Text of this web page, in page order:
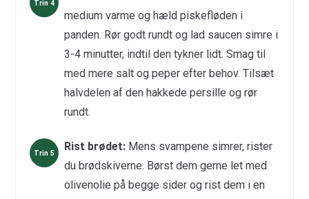
medium varme og hæld piskefløden i
panden. Rør godt rundt og lad saucen simre i
3-4 minutter, indtil den tykner lidt. Smag til
med mere salt og peper efter behov. Tilsæt
halvdelen af den hakkede persille og rør
rundt.
Rist brødet:Mens svampene simrer, rister
du brødskiverne. Børst dem gerne let med
olivenolie på begge sider og rist dem i en